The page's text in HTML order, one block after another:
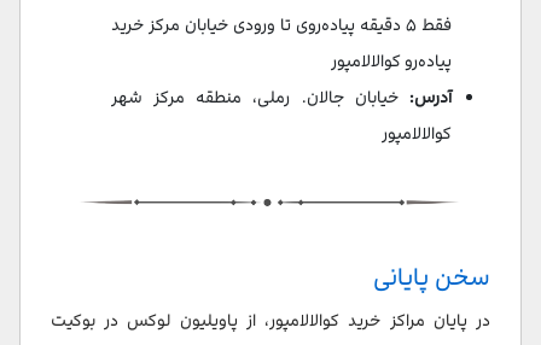
فقط ۵ دقیقه پیاده‌روی تا ورودی خیابان مرکز خرید
پیاده‌رو کوالالامپور
آدرس: خیابان جالان. رملی، منطقه مرکز شهر
کوالالامپور
سخن پایانی
در پایان مراکز خرید کوالالامپور، از پاویلیون لوکس در بوکیت